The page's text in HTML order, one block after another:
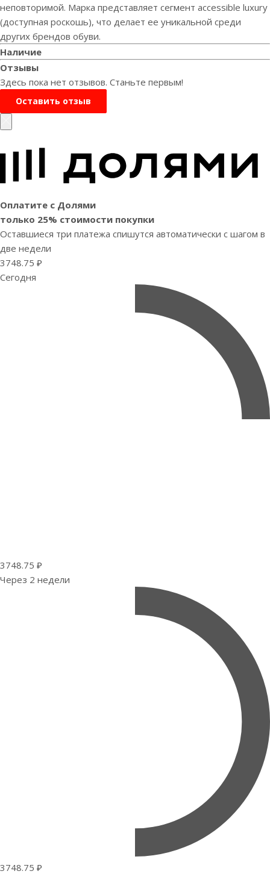
неповторимой. Марка представляет сегмент accessible luxury
(доступная роскошь), что делает ее уникальной среди
других брендов обуви.
Наличие
Отзывы
Здесь пока нет отзывов. Станьте первым!
Оставить отзыв
Оплатите с Долями
только 25% стоимости покупки
Оставшиеся три платежа спишутся автоматически с шагом в
две недели
3748.75 ₽
Сегодня
3748.75 ₽
Через 2 недели
3748.75 ₽